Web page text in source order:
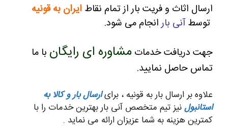
ارسال اثاث و فریت بار از تمام نقاط ایران به قونیه
توسطآنی بارانجام می شود.
جهت دریافت خدمات مشاوره ای رایگان با ما
تماس حاصل نمایید.
علاوه بر ارسال بار به قونیه ، برایارسال بار و کالا به
استانبولنیز تیم متخصص آنی بار بهترین خدمات را با
کمترین هزینه به شما عزیزان ارائه می نماید .